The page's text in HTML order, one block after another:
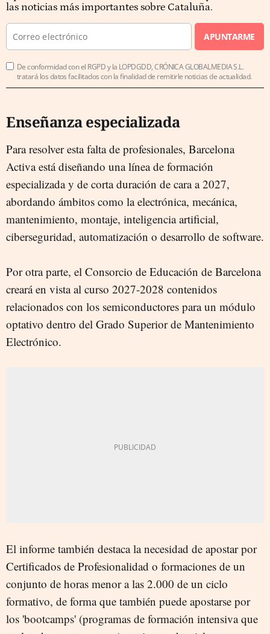
las noticias más importantes sobre Cataluña.
APUNTARME
De conformidad con el RGPD y la LOPDGDD, CRÓNICA GLOBALMEDIA S.L.
tratará los datos facilitados con la finalidad de remitirle noticias de actualidad.
Enseñanza especializada
Para resolver esta falta de profesionales, Barcelona
Activa está diseñando una línea de formación
especializada y de corta duración de cara a 2027,
abordando ámbitos como la electrónica, mecánica,
mantenimiento, montaje, inteligencia artificial,
ciberseguridad, automatización o desarrollo de software.
Por otra parte, el Consorcio de Educación de Barcelona
creará en vista al curso 2027-2028 contenidos
relacionados con los semiconductores para un módulo
optativo dentro del Grado Superior de Mantenimiento
Electrónico.
El informe también destaca la necesidad de apostar por
Certificados de Profesionalidad o formaciones de un
conjunto de horas menor a las 2.000 de un ciclo
formativo, de forma que también puede apostarse por
los 'bootcamps' (programas de formación intensiva que